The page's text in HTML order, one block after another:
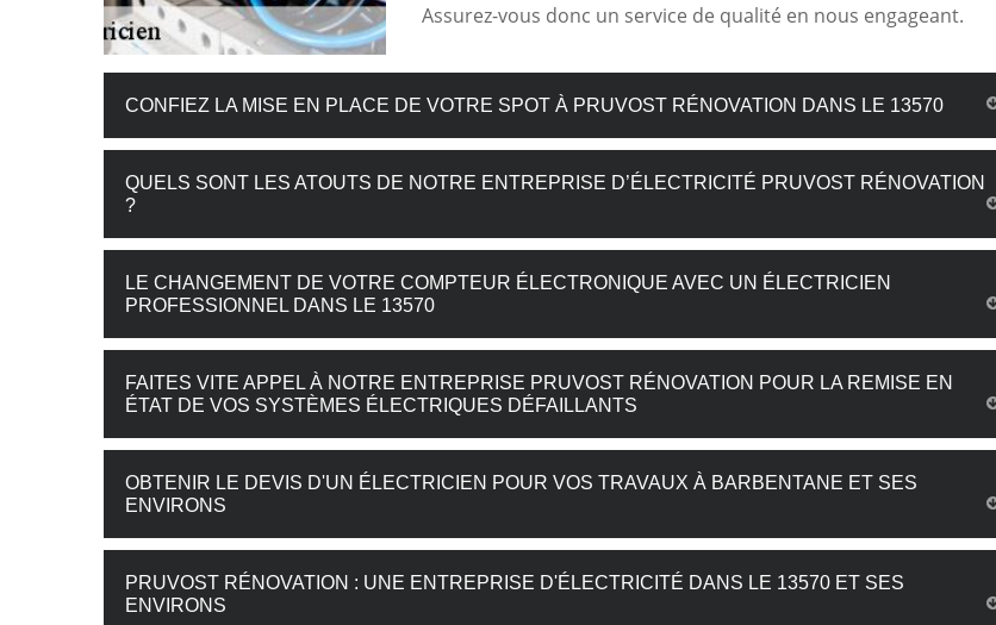
Assurez-vous donc un service de qualité en nous engageant.
CONFIEZ LA MISE EN PLACE DE VOTRE SPOT À PRUVOST RÉNOVATION DANS LE 13570
QUELS SONT LES ATOUTS DE NOTRE ENTREPRISE D’ÉLECTRICITÉ PRUVOST RÉNOVATION
?
LE CHANGEMENT DE VOTRE COMPTEUR ÉLECTRONIQUE AVEC UN ÉLECTRICIEN
PROFESSIONNEL DANS LE 13570
FAITES VITE APPEL À NOTRE ENTREPRISE PRUVOST RÉNOVATION POUR LA REMISE EN
ÉTAT DE VOS SYSTÈMES ÉLECTRIQUES DÉFAILLANTS
OBTENIR LE DEVIS D'UN ÉLECTRICIEN POUR VOS TRAVAUX À BARBENTANE ET SES
ENVIRONS
PRUVOST RÉNOVATION : UNE ENTREPRISE D'ÉLECTRICITÉ DANS LE 13570 ET SES
ENVIRONS